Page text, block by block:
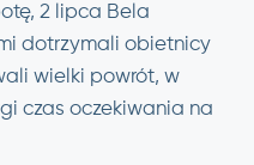
2 lipca Bela
dotrzymali obietnicy
wielki powrót, w
czas oczekiwania na